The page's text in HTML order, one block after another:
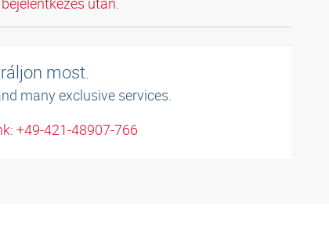
most.
many exclusive services.
+49-421-48907-766